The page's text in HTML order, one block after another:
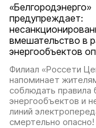
«Белгородэнерго»
предупреждает:
вмешательство в
энергообъектов
Филиал «Россети
напоминает
соблюдать правила
энергообъектов и
линий
смертельно опасно!